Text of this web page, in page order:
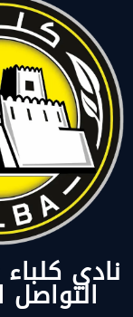
نادي
التواصل